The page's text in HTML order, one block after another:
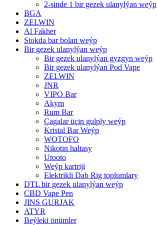
2-sinde 1 bir gezek ulanylýan weýp
BGA
ZELWIN
Al Fakher
Stokda bar bolan weýp
Bir gezek ulanylýan weýp
Bir gezek ulanylýan gyzgyn weýp
Bir gezek ulanylýan Pod Vape
ZELWIN
JNR
VIPO Bar
Akym
Rum Bar
Çagalar üçin gulply weýp
Kristal Bar Weýp
WOTOFO
Nikotin haltasy
Utooto
Weýp kartriji
Elektrikli Dab Rig toplumlary
DTL bir gezek ulanylýan weýp
CBD Vape Pen
JINS GURJAK
ATYR
Beýleki önümler